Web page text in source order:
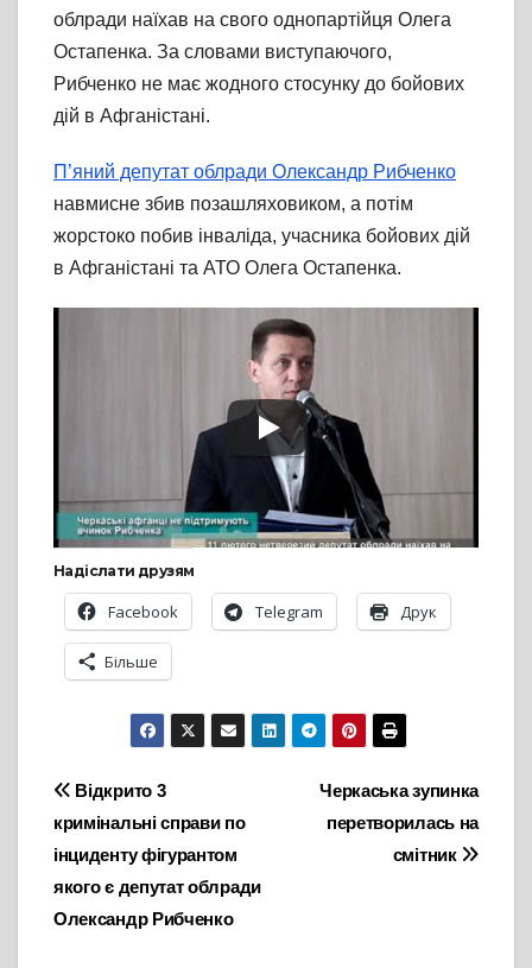
облради наїхав на свого однопартійця Олега
Остапенка. За словами виступаючого,
Рибченко не має жодного стосунку до бойових
дій в Афганістані.
П’яний депутат облради Олександр Рибченко
навмисне збив позашляховиком, а потім
жорстоко побив інваліда, учасника бойових дій
в Афганістані та АТО Олега Остапенка.
Надіслати друзям
Facebook Telegram Друк
Більше
Навігація
записів
Черкаська зупинка
перетворилась на
смітник
Відкрито 3
кримінальні справи по
інциденту фігурантом
якого є депутат облради
Олександр Рибченко